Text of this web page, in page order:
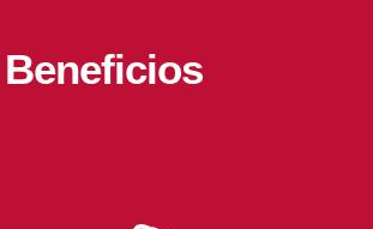
Beneficios